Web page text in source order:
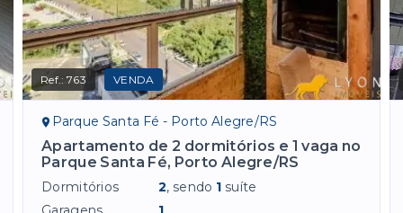
Ref.:763 VENDA
Parque Santa Fé - Porto Alegre/RS
Apartamento de 2 dormitórios e 1 vaga no
Parque Santa Fé, Porto Alegre/RS
Dormitórios 2, sendo 1 suíte